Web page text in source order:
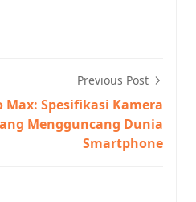
Previous Post
Max: Spesifikasi Kamera
Mengguncang Dunia
Smartphone